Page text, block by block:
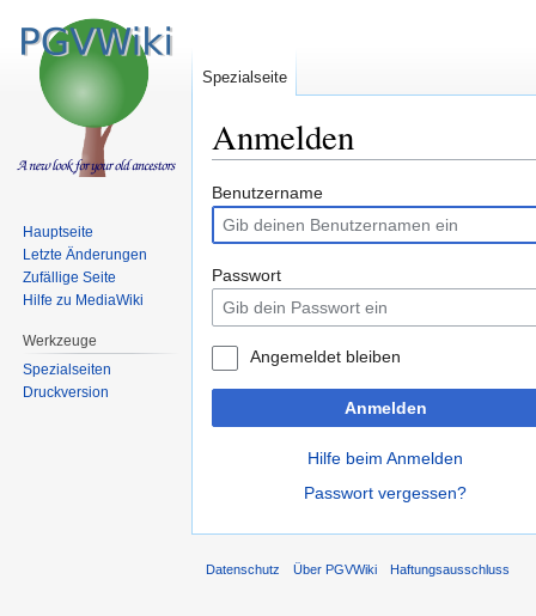
Anmelden
Zur
Navigation
springen
Zur
Suche
springen
Benutzername
Passwort
Angemeldet bleiben
Anmelden
Hilfe beim Anmelden
Passwort vergessen?
Spezialseite
Hauptseite
Letzte Änderungen
Zufällige Seite
Hilfe zu MediaWiki
Werkzeuge
Spezialseiten
Druckversion
Datenschutz Über PGVWiki Haftungsausschluss